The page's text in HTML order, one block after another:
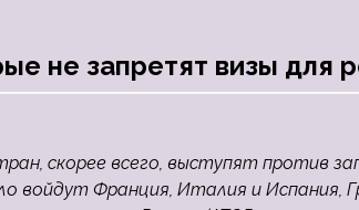
не запретят визы для
скорее всего, выступят против
войдут Франция, Италия и Испания,